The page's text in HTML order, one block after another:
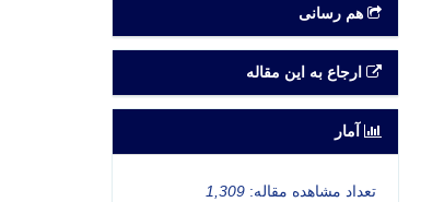
هم رسانی
ارجاع به این مقاله
آمار
تعداد مشاهده مقاله:1,309